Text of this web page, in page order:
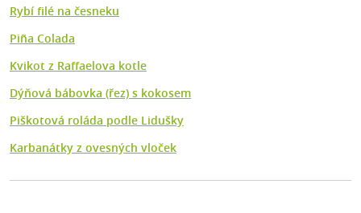
Rybí filé na česneku
Piña Colada
Kvikot z Raffaelova kotle
Dýňová bábovka (řez) s kokosem
Piškotová roláda podle Lidušky
Karbanátky z ovesných vloček